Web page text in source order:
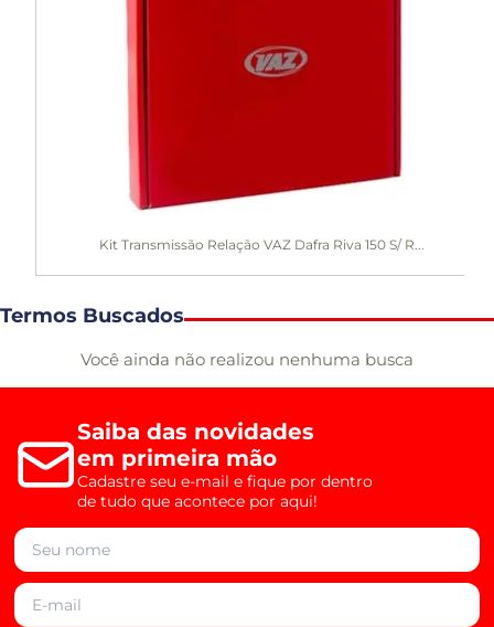
Kit Transmissão Relação VAZ Dafra Riva 150 S/ R...
Termos Buscados
Você ainda não realizou nenhuma busca
Saiba das novidades
em primeira mão
Cadastre seu e-mail e fique por dentro
de tudo que acontece por aqui!